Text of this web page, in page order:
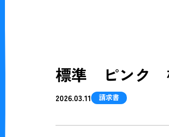
標準 ピンク
2026.03.11 請求書